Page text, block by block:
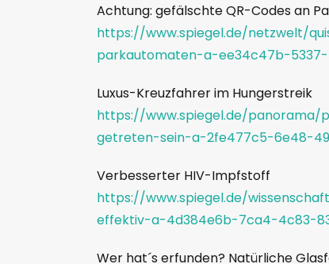
Achtung: gefälschte QR-Codes an
https://www.spiegel.de/netzwelt/
parkautomaten-a-ee34c47b-
Luxus-Kreuzfahrer im Hungerstreik
https://www.spiegel.de/panorama/
getreten-sein-a-2fe477c5-6e48-
Verbesserter HIV-Impfstoff
https://www.spiegel.de/
effektiv-a-4d384e6b-7ca4-4c83-
Wer hat´s erfunden? Natürliche